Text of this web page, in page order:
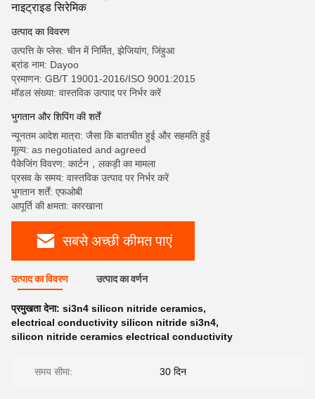
नाइट्राइड सिरेमिक
उत्पाद का विवरण
उत्पत्ति के प्लेस: चीन में निर्मित, झेजियांग, जिंहुआ
ब्रांड नाम: Dayoo
प्रमाणन: GB/T 19001-2016/ISO 9001:2015
मॉडल संख्या: वास्तविक उत्पाद पर निर्भर करें
भुगतान और शिपिंग की शर्तें
न्यूनतम आदेश मात्रा: जैसा कि बातचीत हुई और सहमति हुई
मूल्य: as negotiated and agreed
पैकेजिंग विवरण: कार्टन，लकड़ी का मामला
प्रसव के समय: वास्तविक उत्पाद पर निर्भर करें
भुगतान शर्तें: एफओबी
आपूर्ति की क्षमता: कारखाना
सबसे अच्छी कीमत पाएं
उत्पाद का विवरण उत्पाद का वर्णन
प्रमुखता देना: si3n4 silicon nitride ceramics,
electrical conductivity silicon nitride si3n4,
silicon nitride ceramics electrical conductivity
समय सीमा: 30 दिन